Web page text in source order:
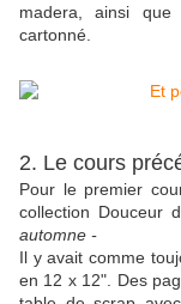
madera, ainsi
cartonné.
2. Le cours
Pour le premier
collection Douceur
automne -
Il y avait comme
en 12 x 12". Des